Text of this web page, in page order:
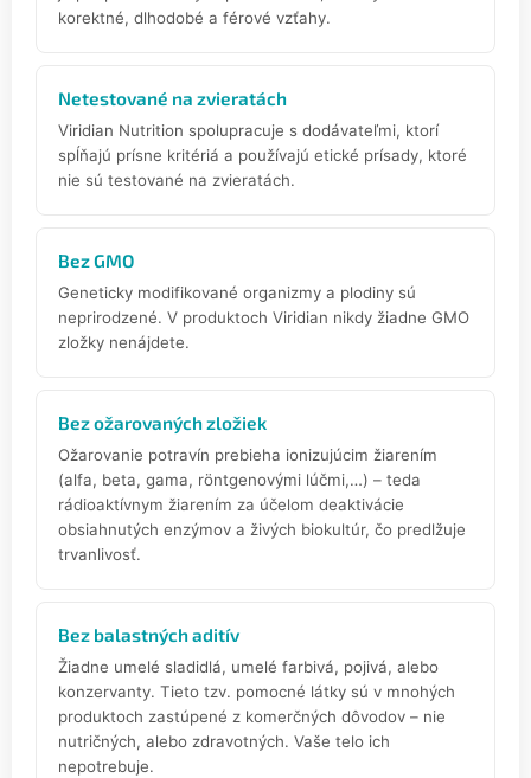
korektné, dlhodobé a férové vzťahy.
Netestované na zvieratách
Viridian Nutrition spolupracuje s dodávateľmi, ktorí
spĺňajú prísne kritériá a používajú etické prísady, ktoré
nie sú testované na zvieratách.
Bez GMO
Geneticky modifikované organizmy a plodiny sú
neprirodzené. V produktoch Viridian nikdy žiadne GMO
zložky nenájdete.
Bez ožarovaných zložiek
Ožarovanie potravín prebieha ionizujúcim žiarením
(alfa, beta, gama, röntgenovými lúčmi,…) – teda
rádioaktívnym žiarením za účelom deaktivácie
obsiahnutých enzýmov a živých biokultúr, čo predlžuje
trvanlivosť.
Bez balastných aditív
Žiadne umelé sladidlá, umelé farbivá, pojivá, alebo
konzervanty. Tieto tzv. pomocné látky sú v mnohých
produktoch zastúpené z komerčných dôvodov – nie
nutričných, alebo zdravotných. Vaše telo ich
nepotrebuje.